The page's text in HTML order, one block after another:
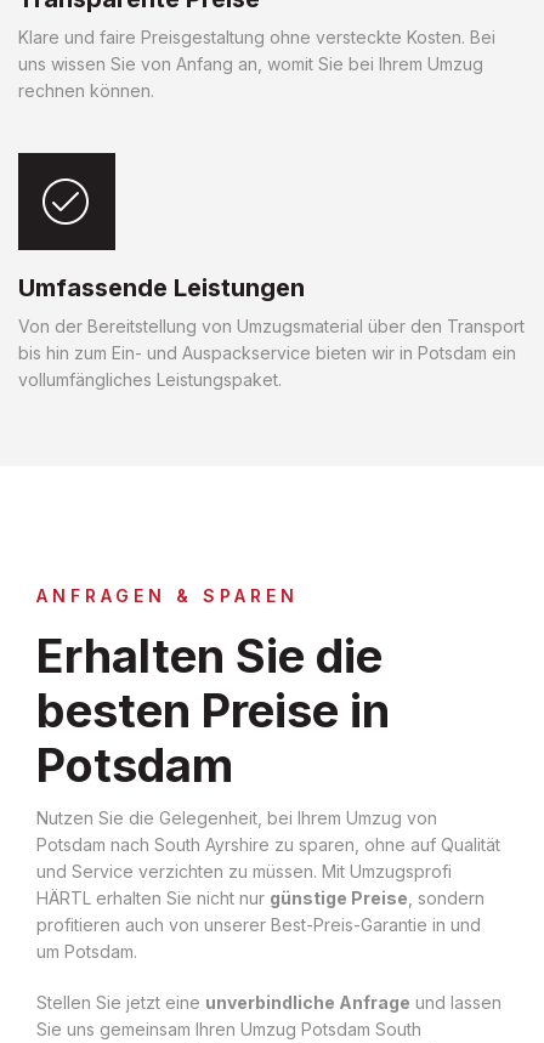
Klare und faire Preisgestaltung ohne versteckte Kosten. Bei
uns wissen Sie von Anfang an, womit Sie bei Ihrem Umzug
rechnen können.
Umfassende Leistungen
Von der Bereitstellung von Umzugsmaterial über den Transport
bis hin zum Ein- und Auspackservice bieten wir in Potsdam ein
vollumfängliches Leistungspaket.
ANFRAGEN & SPAREN
Erhalten Sie die
besten Preise in
Potsdam
Nutzen Sie die Gelegenheit, bei Ihrem Umzug von
Potsdam nach South Ayrshire zu sparen, ohne auf Qualität
und Service verzichten zu müssen. Mit Umzugsprofi
HÄRTL erhalten Sie nicht nur günstige Preise , sondern
profitieren auch von unserer Best-Preis-Garantie in und
um Potsdam.
Stellen Sie jetzt eine unverbindliche Anfrage und lassen
Sie uns gemeinsam Ihren Umzug Potsdam South